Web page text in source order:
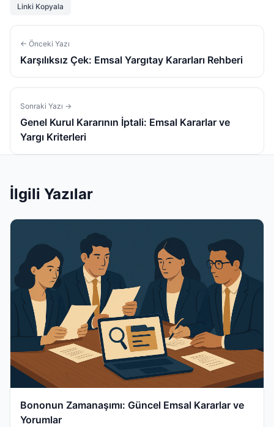
Linki Kopyala
← Önceki Yazı
Karşılıksız Çek: Emsal Yargıtay Kararları Rehberi
Sonraki Yazı →
Genel Kurul Kararının İptali: Emsal Kararlar ve
Yargı Kriterleri
İlgili Yazılar
Bononun Zamanaşımı: Güncel Emsal Kararlar ve
Yorumlar